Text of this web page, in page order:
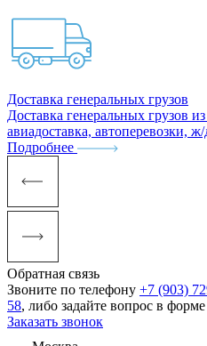
Доставка генеральных грузов
Доставка генеральных грузов
авиадоставка, автоперевозки,
Подробнее
Обратная связь
Звоните по телефону +7 (903)
58, либо задайте вопрос в
Заказать звонок